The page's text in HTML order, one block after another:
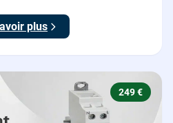
plus
249 €